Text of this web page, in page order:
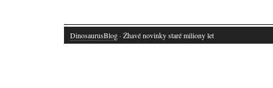
DinosaurusBlog · Žhavé novinky staré miliony let